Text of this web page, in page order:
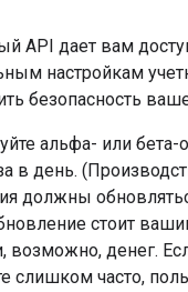
API дает вам
настройкам
безопасность
альфа- или
в день.
должны
стоит
возможно, денег.
слишком часто,